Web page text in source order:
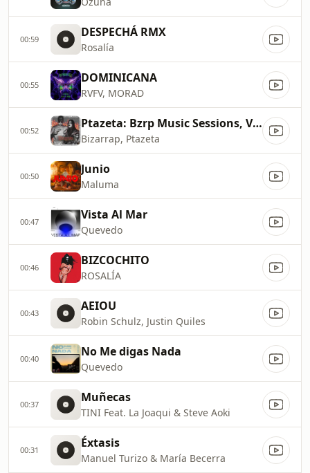
00:59 DESPECHÁ RMX
Rosalía
00:55 DOMINICANA
RVFV, MORAD
00:52 Ptazeta: Bzrp Music Sessions, Vol. 45
Bizarrap, Ptazeta
00:50 Junio
Maluma
00:47 Vista Al Mar
Quevedo
00:46 BIZCOCHITO
ROSALÍA
00:43 AEIOU
Robin Schulz, Justin Quiles
00:40 No Me digas Nada
Quevedo
00:37 Muñecas
TINI Feat. La Joaqui & Steve Aoki
00:31 Éxtasis
Manuel Turizo & María Becerra